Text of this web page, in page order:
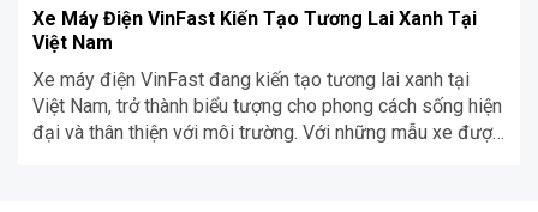
Xe Máy Điện VinFast Kiến Tạo Tương Lai Xanh Tại
Việt Nam
Xe máy điện VinFast đang kiến tạo tương lai xanh tại
Việt Nam, trở thành biểu tượng cho phong cách sống hiện
đại và thân thiện với môi trường. Với những mẫu xe được